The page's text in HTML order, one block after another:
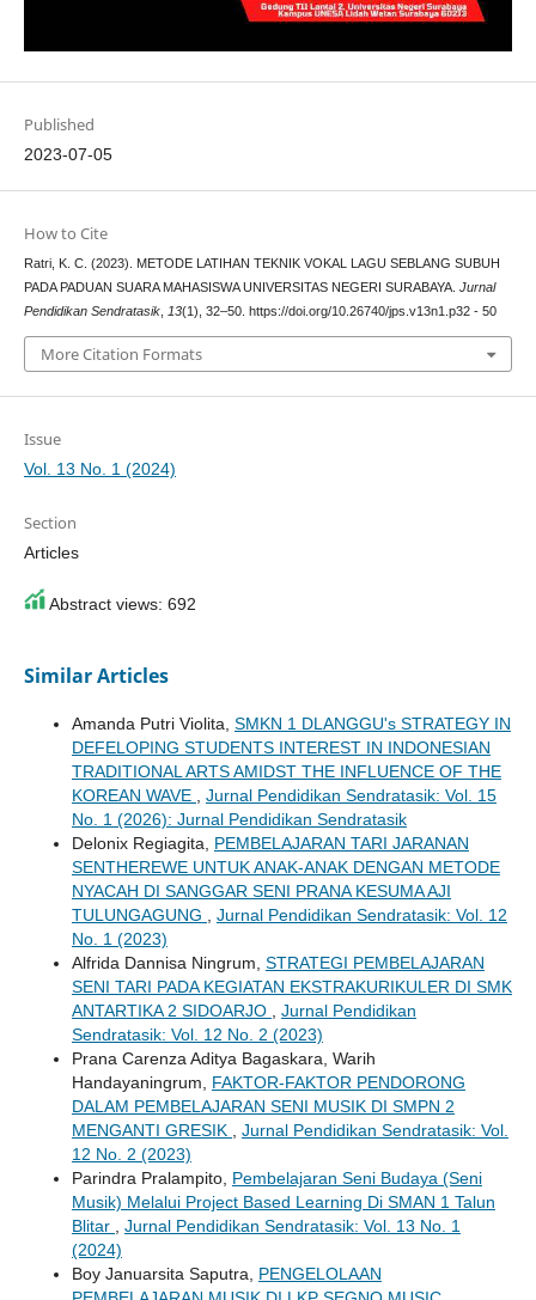
Published
2023-07-05
How to Cite
Ratri, K. C. (2023). METODE LATIHAN TEKNIK VOKAL LAGU SEBLANG SUBUH
PADA PADUAN SUARA MAHASISWA UNIVERSITAS NEGERI SURABAYA. Jurnal
Pendidikan Sendratasik, 13(1), 32–50. https://doi.org/10.26740/jps.v13n1.p32 - 50
More Citation Formats
Issue
Vol. 13 No. 1 (2024)
Section
Articles
Abstract views: 692
Similar Articles
Amanda Putri Violita, SMKN 1 DLANGGU's STRATEGY IN
DEFELOPING STUDENTS INTEREST IN INDONESIAN
TRADITIONAL ARTS AMIDST THE INFLUENCE OF THE
KOREAN WAVE
Jurnal Pendidikan Sendratasik: Vol. 15
No. 1 (2026): Jurnal Pendidikan Sendratasik
Delonix Regiagita, PEMBELAJARAN TARI JARANAN
SENTHEREWE UNTUK ANAK-ANAK DENGAN METODE
NYACAH DI SANGGAR SENI PRANA KESUMA AJI
TULUNGAGUNG
Jurnal Pendidikan Sendratasik: Vol. 12
No. 1 (2023)
Alfrida Dannisa Ningrum, STRATEGI PEMBELAJARAN
SENI TARI PADA KEGIATAN EKSTRAKURIKULER DI SMK
ANTARTIKA 2 SIDOARJO
Jurnal Pendidikan
Sendratasik: Vol. 12 No. 2 (2023)
Prana Carenza Aditya Bagaskara, Warih
Handayaningrum, FAKTOR-FAKTOR PENDORONG
DALAM PEMBELAJARAN SENI MUSIK DI SMPN 2
MENGANTI GRESIK
Jurnal Pendidikan Sendratasik: Vol.
12 No. 2 (2023)
Parindra Pralampito, Pembelajaran Seni Budaya (Seni
Musik) Melalui Project Based Learning Di SMAN 1 Talun
Blitar
Jurnal Pendidikan Sendratasik: Vol. 13 No. 1
(2024)
Boy Januarsita Saputra, PENGELOLAAN